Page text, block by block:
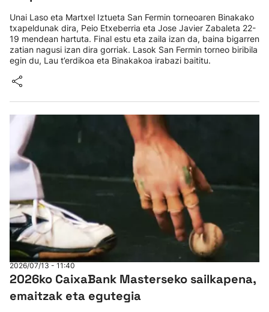
Unai Laso eta Martxel Iztueta San Fermin torneoaren Binakako
txapeldunak dira, Peio Etxeberria eta Jose Javier Zabaleta 22-
19 mendean hartuta. Final estu eta zaila izan da, baina bigarren
zatian nagusi izan dira gorriak. Lasok San Fermin torneo biribila
egin du, Lau t’erdikoa eta Binakakoa irabazi baititu.
2026/07/13 - 11:40
2026ko CaixaBank Masterseko sailkapena,
emaitzak eta egutegia